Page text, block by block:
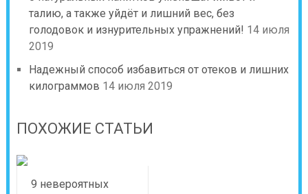
талию, а также уйдёт и лишний вес, без
голодовок и изнурительных упражнений! 14 июля
2019
Надежный способ избавиться от отеков и лишних
килограммов 14 июля 2019
ПОХОЖИЕ СТАТЬИ
9 невероятных